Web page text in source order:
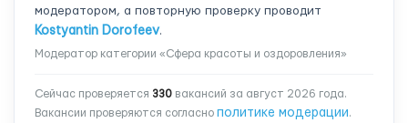
модератором, а повторную проверку проводит
Kostyantin Dorofeev.
Модератор категории «Сфера красоты и оздоровления»
Сейчас проверяется 330 вакансий за август 2026 года.
Вакансии проверяются согласно политике модерации.